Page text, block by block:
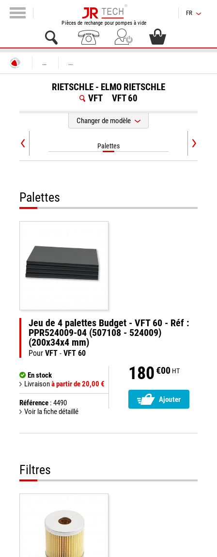
Pièces de rechange pour pompes à vide
FR
... ...
RIETSCHLE - ELMO RIETSCHLE
VFT
VFT 60
Changer de modèle
Palettes
Palettes
Jeu de 4 palettes Budget - VFT 60 - Réf :
PPR524009-04 (507108 - 524009)
(200x34x4 mm)
Pour VFT - VFT 60
En stock
Livraisonà partir de 20,00 €
Référence : 4490
Voir la fiche détaillé
180 €00 HT
Ajouter
Filtres